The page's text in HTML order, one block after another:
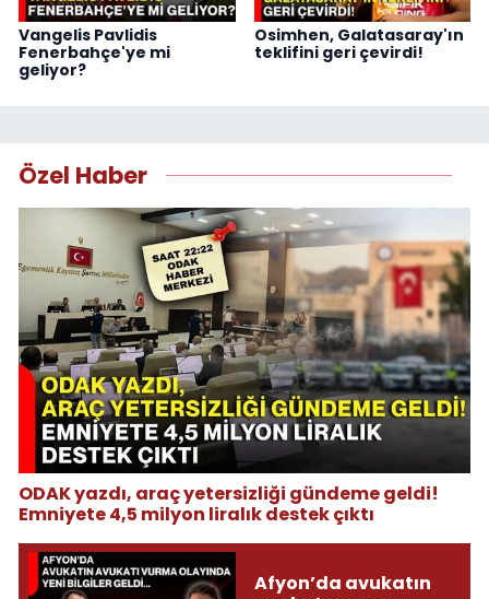
Vangelis Pavlidis
Fenerbahçe'ye mi
geliyor?
Osimhen, Galatasaray'ın
teklifini geri çevirdi!
Özel Haber
ODAK yazdı, araç yetersizliği gündeme geldi!
Emniyete 4,5 milyon liralık destek çıktı
Afyon’da avukatın